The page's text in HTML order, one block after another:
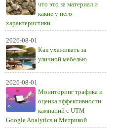
что это за материал и
какие у него
характеристики
2026-08-01
Как ухаживать за
уличной мебелью
2026-08-01
Мониторинг трафика и
оценка эффективности
кампаний с UTM
Google Analytics и Метрикой